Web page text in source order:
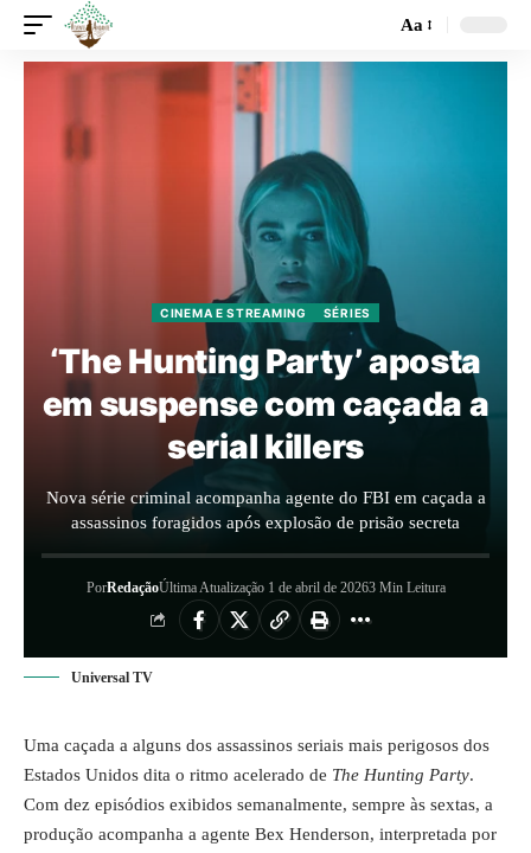
Aa
CINEMA E STREAMING SÉRIES
‘The Hunting Party’ aposta
em suspense com caçada a
serial killers
Nova série criminal acompanha agente do FBI em caçada a
assassinos foragidos após explosão de prisão secreta
PorRedaçãoÚltima Atualização 1 de abril de 20263 Min Leitura
Universal TV
Uma caçada a alguns dos assassinos seriais mais perigosos dos
Estados Unidos dita o ritmo acelerado de The Hunting Party.
Com dez episódios exibidos semanalmente, sempre às sextas, a
produção acompanha a agente Bex Henderson, interpretada por